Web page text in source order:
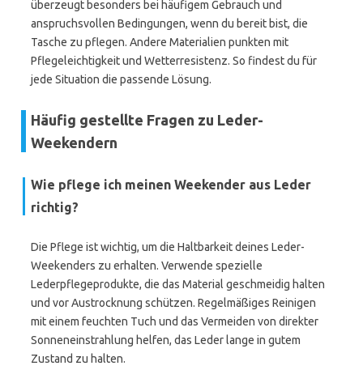
überzeugt besonders bei häufigem Gebrauch und
anspruchsvollen Bedingungen, wenn du bereit bist, die
Tasche zu pflegen. Andere Materialien punkten mit
Pflegeleichtigkeit und Wetterresistenz. So findest du für
jede Situation die passende Lösung.
Häufig gestellte Fragen zu Leder-
Weekendern
Wie pflege ich meinen Weekender aus Leder
richtig?
Die Pflege ist wichtig, um die Haltbarkeit deines Leder-
Weekenders zu erhalten. Verwende spezielle
Lederpflegeprodukte, die das Material geschmeidig halten
und vor Austrocknung schützen. Regelmäßiges Reinigen
mit einem feuchten Tuch und das Vermeiden von direkter
Sonneneinstrahlung helfen, das Leder lange in gutem
Zustand zu halten.